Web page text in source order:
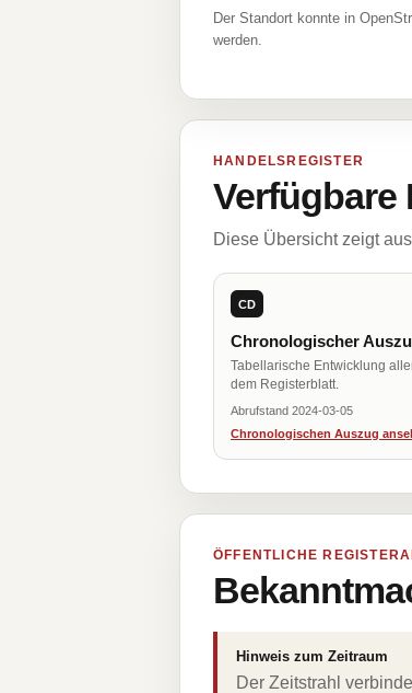
Der Standort konnte in
werden.
HANDELSREGISTER
Verfügbare
Diese Übersicht zeigt
CD
Chronologischer
Tabellarische Entwicklung
dem Registerblatt.
Abrufstand 2024-03-05
Chronologischen Auszug
ÖFFENTLICHE
Hinweis zum Zeitraum
Der Zeitstrahl